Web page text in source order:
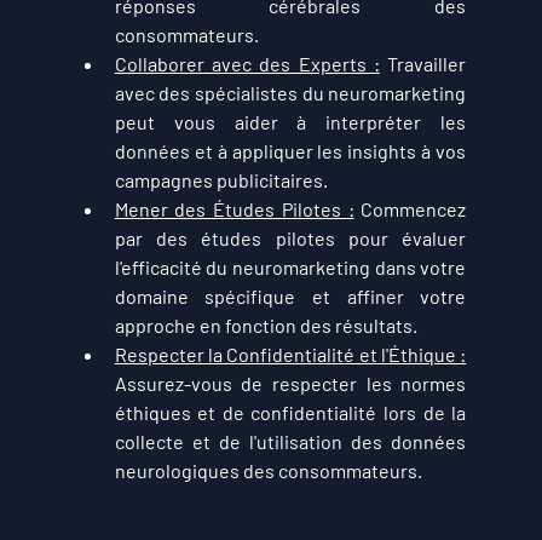
réponses cérébrales des
consommateurs.
Collaborer avec des Experts : Travailler
avec des spécialistes du neuromarketing
peut vous aider à interpréter les
données et à appliquer les insights à vos
campagnes publicitaires.
Mener des Études Pilotes : Commencez
par des études pilotes pour évaluer
l'efficacité du neuromarketing dans votre
domaine spécifique et affiner votre
approche en fonction des résultats.
Respecter la Confidentialité et l'Éthique :
Assurez-vous de respecter les normes
éthiques et de confidentialité lors de la
collecte et de l'utilisation des données
neurologiques des consommateurs.